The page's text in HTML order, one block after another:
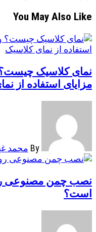
You May Also Like
نمای کلاسیک
مزایای استفاده از
محمد
نصب چمن مصنوعی
است؟